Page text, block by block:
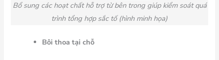
Bổ sung các hoạt chất hỗ trợ từ bên trong giúp kiểm soát quá
trình tổng hợp sắc tố (hình minh họa)
Bôi thoa tại chỗ